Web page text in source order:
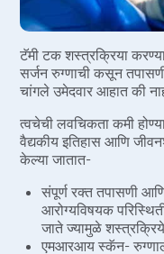
टॅमी टक शस्त्रक्रिया
सर्जन रुग्णाची कसून
चांगले उमेदवार आहात की
त्वचेची लवचिकता कमी
वैद्यकीय इतिहास आणि
केल्या जातात-
संपूर्ण रक्त तपासणी
आरोग्यविषयक
जाते ज्यामुळे
एमआरआय स्कॅन-